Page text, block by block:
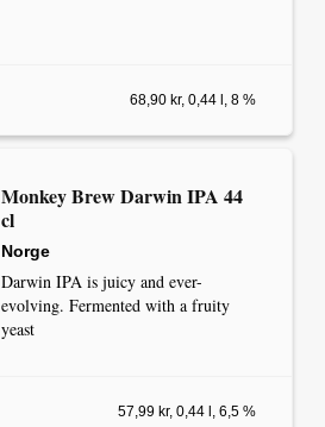
68,90 kr, 0,44 l, 8 %
Monkey Brew Darwin IPA 44
cl
Norge
Darwin IPA is juicy and ever-
evolving. Fermented with a fruity
yeast
57,99 kr, 0,44 l, 6,5 %